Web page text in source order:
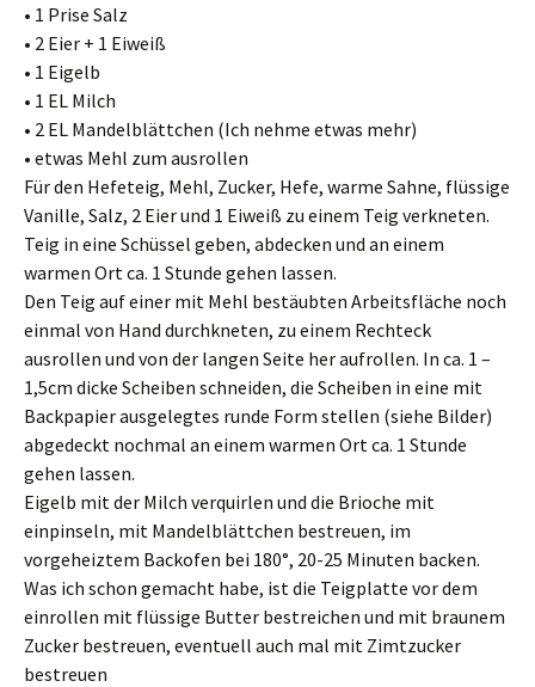
• 1 Prise Salz
• 2 Eier + 1 Eiweiß
• 1 Eigelb
• 1 EL Milch
• 2 EL Mandelblättchen (Ich nehme etwas mehr)
• etwas Mehl zum ausrollen
Für den Hefeteig, Mehl, Zucker, Hefe, warme Sahne, flüssige
Vanille, Salz, 2 Eier und 1 Eiweiß zu einem Teig verkneten.
Teig in eine Schüssel geben, abdecken und an einem
warmen Ort ca. 1 Stunde gehen lassen.
Den Teig auf einer mit Mehl bestäubten Arbeitsfläche noch
einmal von Hand durchkneten, zu einem Rechteck
ausrollen und von der langen Seite her aufrollen. In ca. 1 –
1,5cm dicke Scheiben schneiden, die Scheiben in eine mit
Backpapier ausgelegtes runde Form stellen (siehe Bilder)
abgedeckt nochmal an einem warmen Ort ca. 1 Stunde
gehen lassen.
Eigelb mit der Milch verquirlen und die Brioche mit
einpinseln, mit Mandelblättchen bestreuen, im
vorgeheiztem Backofen bei 180°, 20-25 Minuten backen.
Was ich schon gemacht habe, ist die Teigplatte vor dem
einrollen mit flüssige Butter bestreichen und mit braunem
Zucker bestreuen, eventuell auch mal mit Zimtzucker
bestreuen